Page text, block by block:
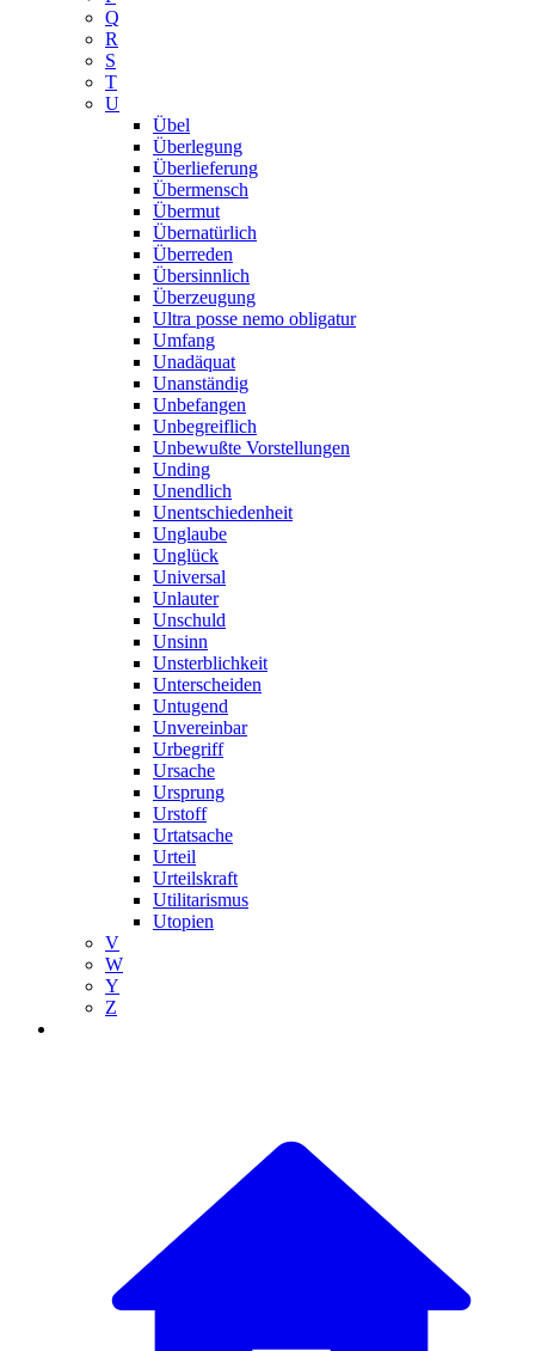
Q
R
S
T
U
Übel
Überlegung
Überlieferung
Übermensch
Übermut
Übernatürlich
Überreden
Übersinnlich
Überzeugung
Ultra posse nemo obligatur
Umfang
Unadäquat
Unanständig
Unbefangen
Unbegreiflich
Unbewußte Vorstellungen
Unding
Unendlich
Unentschiedenheit
Unglaube
Unglück
Universal
Unlauter
Unschuld
Unsinn
Unsterblichkeit
Unterscheiden
Untugend
Unvereinbar
Urbegriff
Ursache
Ursprung
Urstoff
Urtatsache
Urteil
Urteilskraft
Utilitarismus
Utopien
V
W
Y
Z